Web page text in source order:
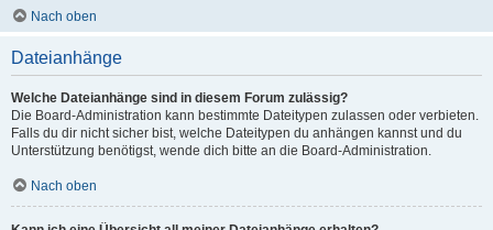
Nach oben
Dateianhänge
Welche Dateianhänge sind in diesem Forum zulässig?
Die Board-Administration kann bestimmte Dateitypen zulassen oder verbieten.
Falls du dir nicht sicher bist, welche Dateitypen du anhängen kannst und du
Unterstützung benötigst, wende dich bitte an die Board-Administration.
Nach oben